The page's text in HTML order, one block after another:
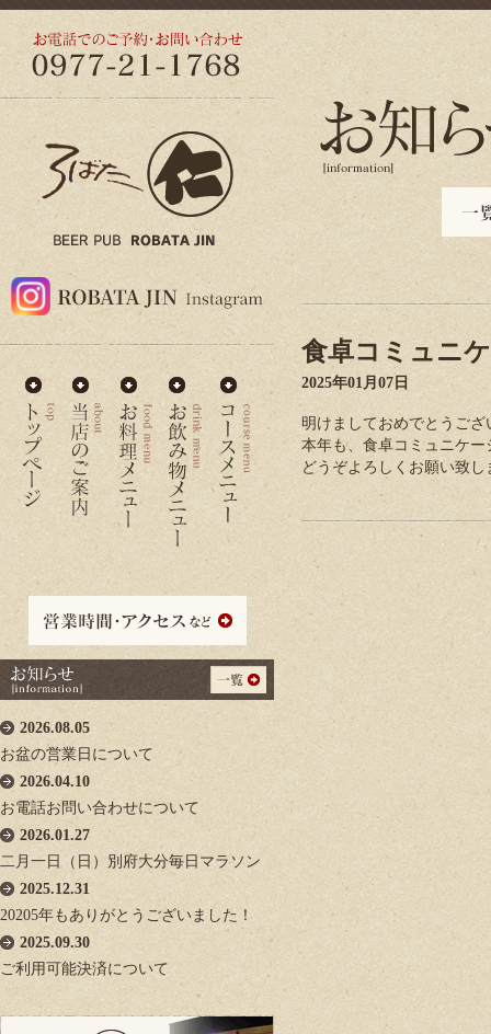
2026.08.05
お盆の営業日について
2026.04.10
お電話お問い合わせについて
2026.01.27
二月一日（日）別府大分毎日マラソン
2025.12.31
20205年もありがとうございました！
2025.09.30
ご利用可能決済について
食卓コミュニ
2025年01月07日
明けましておめでとうござ
本年も、食卓コミュニケー
どうぞよろしくお願い致し